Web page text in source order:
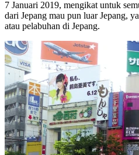
7 Januari 2019, mengikat untuk
dari Jepang mau pun luar Jepang,
atau pelabuhan di Jepang.